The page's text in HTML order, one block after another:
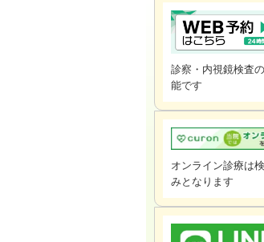
診察・内視鏡検査
能です
オンライン診療は
みとなります